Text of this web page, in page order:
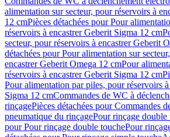
alimentation sur secteur, pour réservoirs à
12 cmPièces détachées pour Pour
réservoirs à encastrer Geberit Sigma 12 cm
secteur, pour réservoirs à encastrer Geberit
détachées pour Pour alimentation sur
encastrer Geberit Omega 12 cmPour
réservoirs à encastrer Geberit Sigma 12 cm
Pour alimentation par piles, pour réservoirs
Sigma 12 cmCommandes de WC à
rinçagePièces détachées pour Commandes
pneumatique du rinçagePour rinçage double
pour Pour rinçage double touchePour